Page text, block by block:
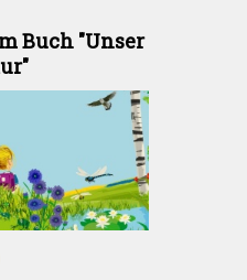
Buch "Unser